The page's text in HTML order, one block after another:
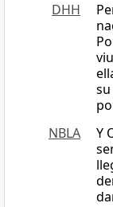
DHH
NBLA
Y